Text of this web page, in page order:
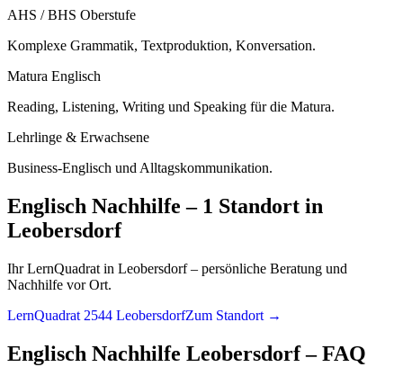
AHS / BHS Oberstufe
Komplexe Grammatik, Textproduktion, Konversation.
Matura Englisch
Reading, Listening, Writing und Speaking für die Matura.
Lehrlinge & Erwachsene
Business-Englisch und Alltagskommunikation.
Englisch Nachhilfe – 1 Standort in
Leobersdorf
Ihr LernQuadrat in Leobersdorf – persönliche Beratung und
Nachhilfe vor Ort.
LernQuadrat 2544 LeobersdorfZum Standort →
Englisch Nachhilfe Leobersdorf– FAQ